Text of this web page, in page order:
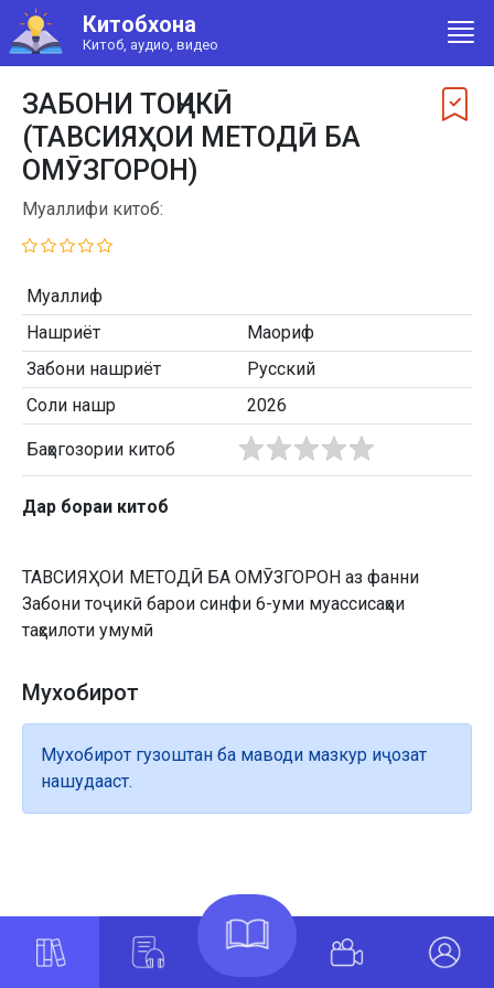
Китобхона
Китоб, аудио, видео
ЗАБОНИ ТОҶИКӢ
(ТАВСИЯҲОИ МЕТОДӢ БА
ОМӮЗГОРОН)
Муаллифи китоб:
Муаллиф
Нашриёт
Маориф
Забони нашриёт
Русский
Соли нашр
2026
Баҳогозории китоб
Дар бораи китоб
ТАВСИЯҲОИ МЕТОДӢ БА ОМӮЗГОРОН аз фанни
Забони тоҷикӣ барои синфи 6-уми муассисаҳои
таҳсилоти умумӣ
Мухобирот
Мухобирот гузоштан ба маводи мазкур иҷозат
нашудааст.